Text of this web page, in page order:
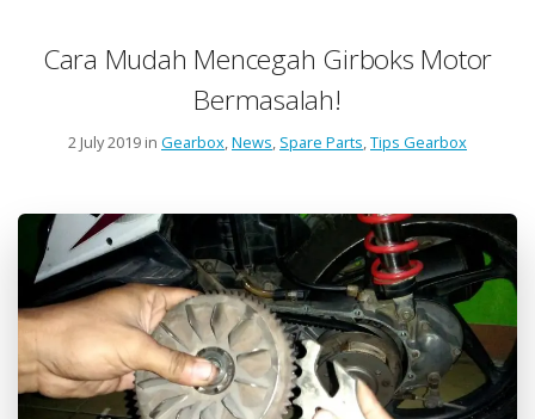
Cara Mudah Mencegah Girboks Motor
Bermasalah!
2 July 2019 in Gearbox,News, Spare Parts,Tips Gearbox